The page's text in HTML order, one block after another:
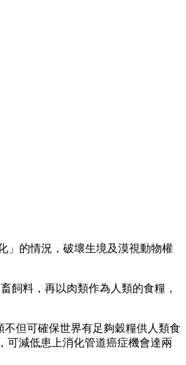
」的情況，破壞生境及漠視動物權
飼料，再以肉類作為人類的食糧，
但可確保世界有足夠穀糧供人類食
可減低患上消化管道癌症機會達兩